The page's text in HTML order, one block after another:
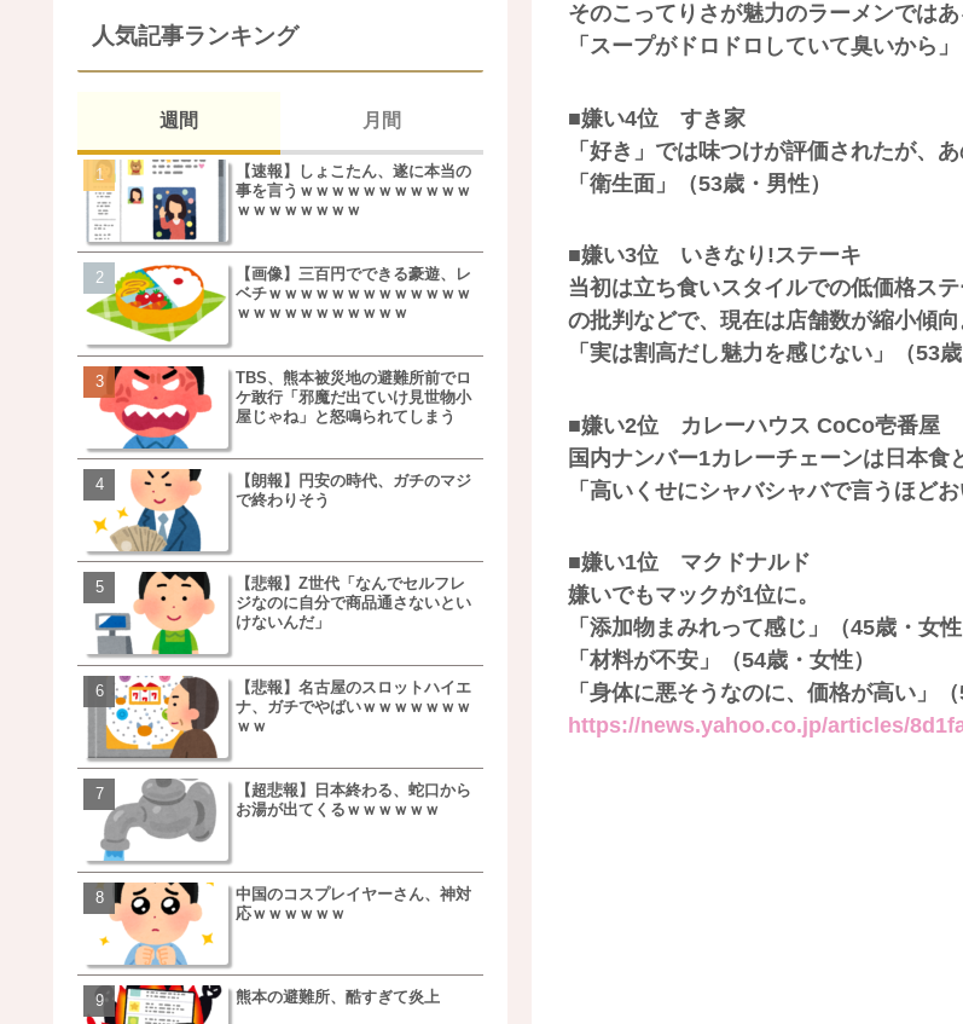
そのこってりさが魅力のラーメンでは
「スープがドロドロしていて臭いから」
■嫌い4位 すき家
「好き」では味つけが評価されたが、
「衛生面」（53歳・男性）
■嫌い3位 いきなり!ステーキ
当初は立ち食いスタイルでの低価格ス
の批判などで、現在は店舗数が縮小傾向
「実は割高だし魅力を感じない」（53歳
■嫌い2位 カレーハウス CoCo壱番屋
国内ナンバー1カレーチェーンは日本食
「高いくせにシャバシャバで言うほど
■嫌い1位 マクドナルド
嫌いでもマックが1位に。
「添加物まみれって感じ」（45歳・女性
「材料が不安」（54歳・女性）
「身体に悪そうなのに、価格が高い」（
https://news.yahoo.co.jp/articles/
人気記事ランキング
週間
【速報】しょこたん、遂に本当の
事を言うｗｗｗｗｗｗｗｗｗｗｗ
ｗｗｗｗｗｗｗｗ
【画像】三百円でできる豪遊、レ
ベチｗｗｗｗｗｗｗｗｗｗｗｗｗ
ｗｗｗｗｗｗｗｗｗｗｗ
TBS、熊本被災地の避難所前でロ
ケ敢行「邪魔だ出ていけ見世物小
屋じゃね」と怒鳴られてしまう
【朗報】円安の時代、ガチのマジ
で終わりそう
【悲報】Z世代「なんでセルフレ
ジなのに自分で商品通さないとい
けないんだ」
【悲報】名古屋のスロットハイエ
ナ、ガチでやばいｗｗｗｗｗｗｗ
ｗｗ
【超悲報】日本終わる、蛇口から
お湯が出てくるｗｗｗｗｗｗ
中国のコスプレイヤーさん、神対
応ｗｗｗｗｗｗ
熊本の避難所、酷すぎて炎上
月間
松本若菜(42歳)とかいう突然現れ
た美人おばさん女優ｗｗｗｗｗｗ
ｗ
鬼越トマホーク良ちゃん、吉本を
事実上のクビにｗｗｗ
【画像】キモいオジサンが着てる
服一覧がこちらｗｗｗｗｗｗｗｗ
ｗ
【速報】しょこたん、遂に本当の
事を言うｗｗｗｗｗｗｗｗｗｗｗ
【朗報】NOギルティ炭酸、登場
ｗｗｗｗｗｗｗｗｗｗｗｗ
【画像】例の梨を5000個失った農
家さん、少し流れが変わってくる
【悲報】日本、ついに駅そばの値
段が限界突破ｗｗｗｗｗｗｗｗｗ
【悲報】すき家、炎上ｗｗｗｗｗ
【画像】三百円でできる豪遊、レ